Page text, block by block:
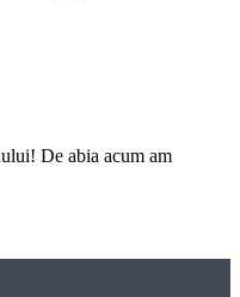
De abia acum am